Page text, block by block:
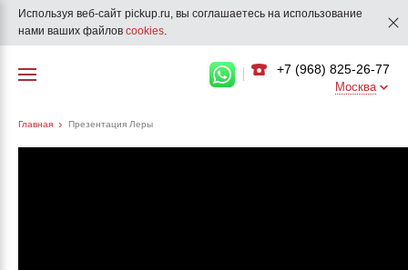
Используя веб-сайт pickup.ru, вы соглашаетесь на использование
нами ваших файлов cookies.
+7 (968) 825-26-77
Москва
Главная Презентация Леры